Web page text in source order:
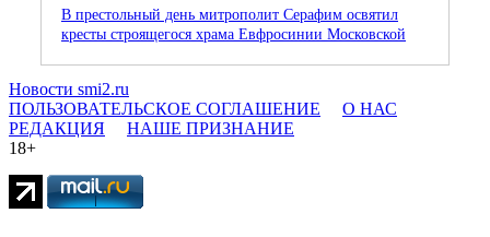
В престольный день митрополит Серафим освятил
кресты строящегося храма Евфросинии Московской
Новости smi2.ru
ПОЛЬЗОВАТЕЛЬСКОЕ СОГЛАШЕНИЕ
О НАС
РЕДАКЦИЯ
НАШЕ ПРИЗНАНИЕ
18+